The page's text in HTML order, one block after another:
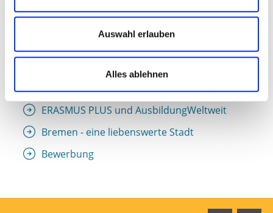
Auswahl erlauben
Alles ablehnen
Ausbildung zur Fachinformatikerin /
Fachinformatiker für Systemintegration
Ausbildung zur Medizinischen
Fachangestellten / zum Medizinischen
Fachangestellten (m/w/d)
ERASMUS PLUS und AusbildungWeltweit
Bremen - eine liebenswerte Stadt
Bewerbung